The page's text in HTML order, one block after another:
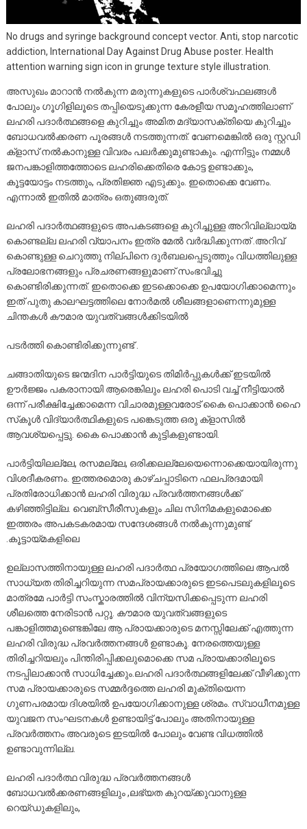
No drugs and syringe background concept vector. Anti, stop narcotic
addiction, International Day Against Drug Abuse poster. Health
attention warning sign icon in grunge texture style illustration.
അസുഖം മാറാൻ നൽകുന്ന മരുന്നുകളുടെ പാർശ്വഫലങ്ങൾ
പോലും ഗൂഗിളിലൂടെ തപ്പിയെടുക്കുന്ന കേരളീയ സമൂഹത്തിലാണ്
ലഹരി പദാർത്ഥങ്ങളെ കുറിച്ചും അമിത മദ്യാസക്തിയെ കുറിച്ചും
ബോധവൽക്കരണ പൂരങ്ങൾ നടത്തുന്നത്. വേണമെങ്കിൽ ഒരു സ്റ്റഡി
ക്‌ളാസ് നൽകാനുള്ള വിവരം പലർക്കുമുണ്ടാകും. എന്നിട്ടും നമ്മൾ
ജനപങ്കാളിത്തത്തോടെ ലഹരിക്കെതിരെ കോട്ട ഉണ്ടാക്കും,
കൂട്ടയോട്ടം നടത്തും, പ്രതിജ്ഞ എടുക്കും. ഇതൊക്കെ വേണം.
എന്നാൽ ഇതിൽ മാത്രം ഒതുങ്ങരുത്.
ലഹരി പദാർത്ഥങ്ങളുടെ അപകടങ്ങളെ കുറിച്ചുള്ള അറിവില്ലായ്മ
കൊണ്ടല്ല ലഹരി വ്യാപനം ഇത്ര മേൽ വർദ്ധിക്കുന്നത് .അറിവ്
കൊണ്ടുള്ള ചെറുത്തു നില്പിനെ ദുർബലപ്പെടുത്തും വിധത്തിലുള്ള
പ്രലോഭനങ്ങളും പ്രചരണങ്ങളുമാണ് സംഭവിച്ചു
കൊണ്ടിരിക്കുന്നത്. ഇതൊക്കെ ഇടക്കൊക്കെ ഉപയോഗിക്കാമെന്നും
ഇത് പുതു കാലഘട്ടത്തിലെ നോർമൽ ശീലങ്ങളാണെന്നുമുള്ള
ചിന്തകൾ കൗമാര യുവത്വങ്ങൾക്കിടയിൽ
പടർത്തി കൊണ്ടിരിക്കുന്നുണ്ട് .
ചങ്ങാതിയുടെ ജന്മദിന പാർട്ടിയുടെ തിമിർപ്പുകൾക്ക് ഇടയിൽ
ഊർജ്ജം പകരാനായി ആരെങ്കിലും ലഹരി പൊടി വച്ച് നീട്ടിയാൽ
ഒന്ന് പരീക്ഷിച്ചേക്കാമെന്ന വിചാരമുള്ളവരോട് കൈ പൊക്കാൻ ഹൈ
സ്‌കൂൾ വിദ്യാർത്ഥികളുടെ പങ്കെടുത്ത ഒരു ക്‌ളാസിൽ
ആവശ്യപ്പെട്ടു. കൈ പൊക്കാൻ കുട്ടികളുണ്ടായി.
പാർട്ടിയിലല്ലേ, രസമല്ലേ, ഒരിക്കലല്ലേയെന്നൊക്കെയായിരുന്നു
വിശദീകരണം. ഇത്തരമൊരു കാഴ്ചപ്പാടിനെ ഫലപ്രദമായി
പ്രതിരോധിക്കാൻ ലഹരി വിരുദ്ധ പ്രവർത്തനങ്ങൾക്ക്
കഴിഞ്ഞിട്ടില്ല. വെബ്‌സീരീസുകളും ചില സിനിമകളുമൊക്കെ
ഇത്തരം അപകടകരമായ സന്ദേശങ്ങൾ നൽകുന്നുമുണ്ട്
.കൂട്ടായ്മകളിലെ
ഉല്ലാസത്തിനായുള്ള ലഹരി പദാർത്ഥ പ്രയോഗത്തിലെ ആപൽ
സാധ്യത തിരിച്ചറിയുന്ന സമപ്രായക്കാരുടെ ഇടപെടലുകളിലൂടെ
മാത്രമേ പാർട്ടി സംസ്കാരത്തിൽ വിന്യസിക്കപ്പെടുന്ന ലഹരി
ശീലത്തെ നേരിടാൻ പറ്റൂ. കൗമാര യുവത്വങ്ങളുടെ
പങ്കാളിത്തമുണ്ടെങ്കിലേ ആ പ്രായക്കാരുടെ മനസ്സിലേക്ക് എത്തുന്ന
ലഹരി വിരുദ്ധ പ്രവർത്തനങ്ങൾ ഉണ്ടാകൂ. നേരത്തെയുള്ള
തിരിച്ചറിയലും പിന്തിരിപ്പിക്കലുമൊക്കെ സമ പ്രായക്കാരിലൂടെ
നടപ്പിലാക്കാൻ സാധിച്ചേക്കും.ലഹരി പദാർത്ഥങ്ങളിലേക്ക്‌ വീഴിക്കുന്ന
സമ പ്രായക്കാരുടെ സമ്മർദ്ദത്തെ ലഹരി മുക്തിയെന്ന
ഗുണപരമായ ദിശയിൽ ഉപയോഗിക്കാനുള്ള ശ്രമം. സ്വാധീനമുള്ള
യുവജന സംഘടനകൾ ഉണ്ടായിട്ട് പോലും അതിനായുള്ള
പ്രവർത്തനം അവരുടെ ഇടയിൽ പോലും വേണ്ട വിധത്തിൽ
ഉണ്ടാവുന്നില്ല.
ലഹരി പദാർത്ഥ വിരുദ്ധ പ്രവർത്തനങ്ങൾ
ബോധവൽക്കരണങ്ങളിലും ,ലഭ്യത കുറയ്ക്കുവാനുള്ള
റെയ്‌ഡുകളിലും,